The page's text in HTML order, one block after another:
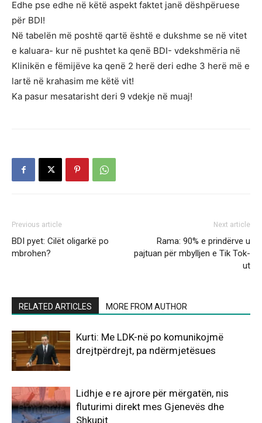
Edhe pse edhe në këtë aspekt faktet janë dëshpëruese
për BDI!
Në tabelën më poshtë qartë është e dukshme se në vitet
e kaluara- kur në pushtet ka qenë BDI- vdekshmëria në
Klinikën e fëmijëve ka qenë 2 herë deri edhe 3 herë më e
lartë në krahasim me këtë vit!
Ka pasur mesatarisht deri 9 vdekje në muaj!
Previous article
BDI pyet: Cilët oligarkë po
mbrohen?
Next article
Rama: 90% e prindërve u
pajtuan për mbylljen e Tik Tok-
ut
RELATED ARTICLES MORE FROM AUTHOR
Kurti: Me LDK-në po komunikojmë
drejtpërdrejt, pa ndërmjetësues
Lidhje e re ajrore për mërgatën, nis
fluturimi direkt mes Gjenevës dhe
Shkupit